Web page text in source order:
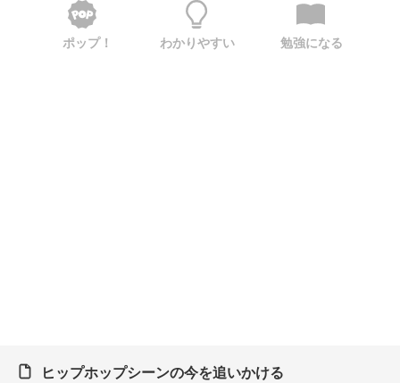
ポップ！ わかりやすい 勉強になる
ヒップホップシーンの今を追いかける